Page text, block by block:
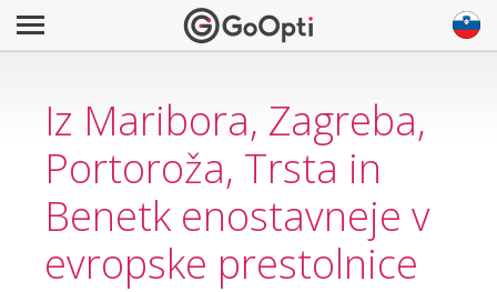
Iz Maribora, Zagreba,
Portoroža, Trsta in
Benetk enostavneje v
evropske prestolnice